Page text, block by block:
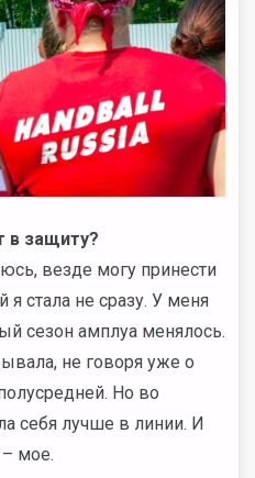
в защиту?
везде могу принести
я стала не сразу. У меня
сезон амплуа менялось.
не говоря уже о
Но во
себя лучше в линии. И
мое.